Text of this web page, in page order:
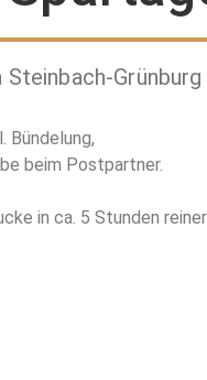
Grünburg
Bündelung,
beim Postpartner.
in ca. 5 Stunden reiner